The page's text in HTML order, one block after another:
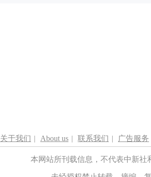
关于我们 | About us | 联系我们 | 广告服务
本网站所刊载信息，不代表中新